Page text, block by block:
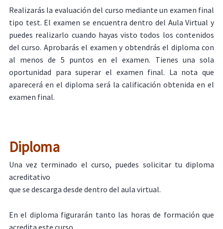
Realizarás la evaluación del curso mediante un examen final
tipo test. El examen se encuentra dentro del Aula Virtual y
puedes realizarlo cuando hayas visto todos los contenidos
del curso. Aprobarás el examen y obtendrás el diploma con
al menos de 5 puntos en el examen. Tienes una sola
oportunidad para superar el examen final. La nota que
aparecerá en el diploma será la calificación obtenida en el
examen final.
Diploma
Una vez terminado el curso, puedes solicitar tu diploma
acreditativo
que se descarga desde dentro del aula virtual.
En el diploma figurarán tanto las horas de formación que
acredita este curso